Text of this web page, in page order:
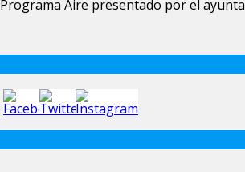
Programa Aire presentado por el